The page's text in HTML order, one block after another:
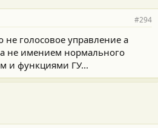
#294
не голосовое управление а
не имением нормального
и функциями ГУ...